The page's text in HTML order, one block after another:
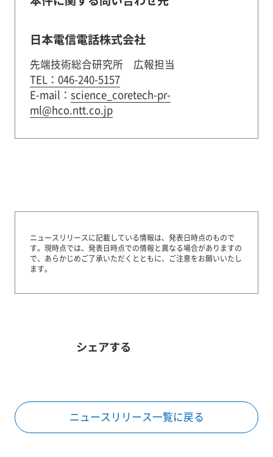
日本電信電話株式会社
先端技術総合研究所 広報担当
TEL：046-240-5157
E-mail： science_coretech-pr-
ml@hco.ntt.co.jp
ニュースリリースに記載している情報は、発表日時点のもので
す。 現時点では、発表日時点での情報と異なる場合がありますの
で、あらかじめご了承いただくとともに、ご注意をお願いいたし
ます。
シェアする
ニュースリリース一覧に戻る